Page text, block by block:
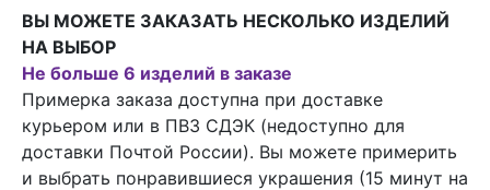
ВЫ МОЖЕТЕ ЗАКАЗАТЬ НЕСКОЛЬКО ИЗДЕЛИЙ
НА ВЫБОР
Не больше 6 изделий в заказе
Примерка заказа доступна при доставке
курьером или в ПВЗ СДЭК (недоступно для
доставки Почтой России). Вы можете примерить
и выбрать понравившиеся украшения (15 минут на